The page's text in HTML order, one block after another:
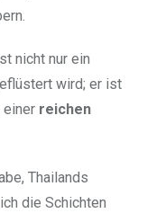
nicht nur ein
wird; er ist
einer reichen
Thailands
die Schichten